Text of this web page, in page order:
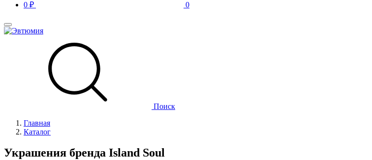
0 ₽ 0
Поиск
Главная
Каталог
Украшения бренда Island Soul